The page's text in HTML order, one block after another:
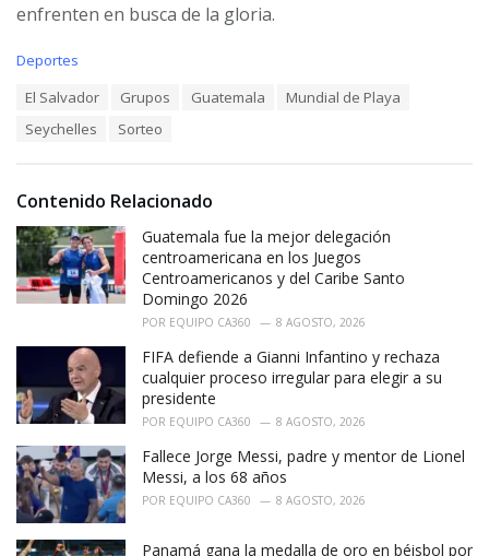
enfrenten en busca de la gloria.
C
i
s
:
Deportes
El Salvador Grupos Guatemala
Mundial de Playa
Seychelles
Sorteo
Contenido Relacionado
Guatemala fue la mejor delegación
centroamericana en los Juegos
Centroamericanos y del Caribe Santo
Domingo 2026
POR EQUIPO CA360 8 AGOSTO, 2026
FIFA defiende a Gianni Infantino y rechaza
cualquier proceso irregular para elegir a su
presidente
POR EQUIPO CA360 8 AGOSTO, 2026
Fallece Jorge Messi, padre y mentor de Lionel
Messi, a los 68 años
POR EQUIPO CA360 8 AGOSTO, 2026
Panamá gana la medalla de oro en béisbol por